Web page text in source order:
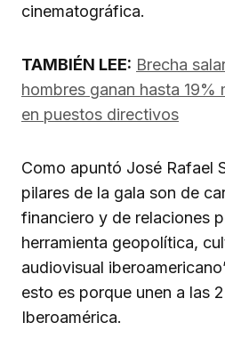
cinematográfica.
TAMBIÉN LEE: Brecha
hombres ganan hasta 19%
en puestos directivos
Como apuntó José Rafael
pilares de la gala son de
financiero y de relaciones
herramienta geopolítica,
audiovisual
esto es porque unen a las
Iberoamérica.